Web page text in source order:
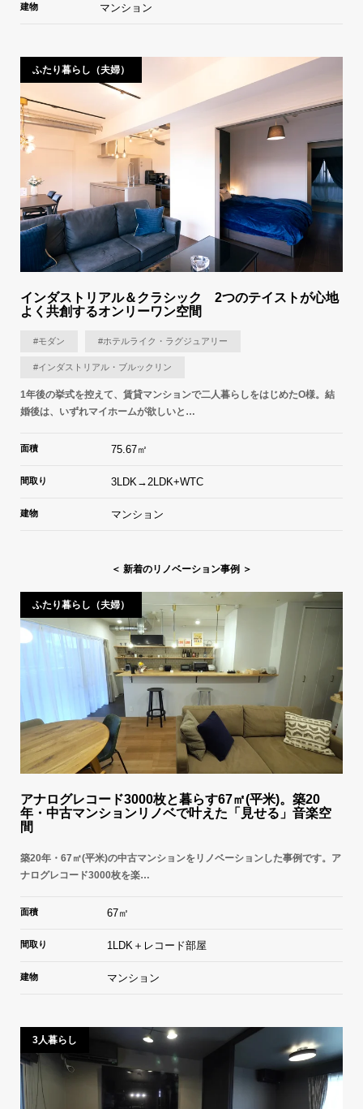
建物 マンション
ふたり暮らし（夫婦）
インダストリアル＆クラシック 2つのテイストが心地
よく共創するオンリーワン空間
#モダン #ホテルライク・ラグジュアリー
#インダストリアル・ブルックリン
1年後の挙式を控えて、賃貸マンションで二人暮らしをはじめたO様。結
婚後は、いずれマイホームが欲しいと…
面積 75.67㎡
間取り 3LDK→2LDK+WTC
建物 マンション
＜ 新着のリノベーション事例 ＞
ふたり暮らし（夫婦）
アナログレコード3000枚と暮らす67㎡(平米)。築20
年・中古マンションリノベで叶えた「見せる」音楽空
間
築20年・67㎡(平米)の中古マンションをリノベーションした事例です。ア
ナログレコード3000枚を楽…
面積 67㎡
間取り 1LDK＋レコード部屋
建物 マンション
3人暮らし